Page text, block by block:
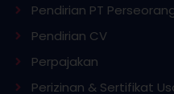
Pendirian PT
Pendirian CV
Perpajakan
Perizinan & Sertifikat